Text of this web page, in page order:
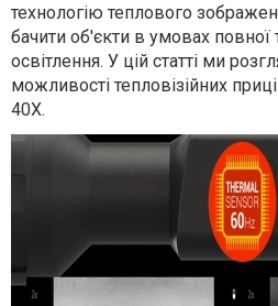
технологію теплового
бачити об'єкти в умовах повної
освітлення. У цій статті ми
можливості тепловізійних
40X.